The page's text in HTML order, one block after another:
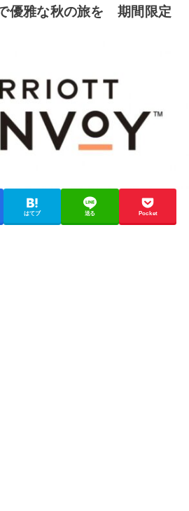
優雅な秋の旅を 期間限定
はてブ 送る Pocket